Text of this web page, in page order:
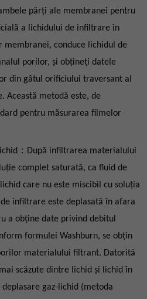
părți ale membranei pentru
a lichidului de infiltrare în
conduce lichidul de
porilor, și obțineți datele
din gâtul orificiului traversant al
Această metodă este, de
pentru măsurarea filmelor
：După infiltrarea materialului
complet saturată, ca fluid de
care nu este miscibil cu soluția
infiltrare este deplasată în afara
a obține date privind debitul
formulei Washburn, se obțin
materialului filtrant. Datorită
scăzute dintre lichid și lichid în
gaz-lichid (metoda